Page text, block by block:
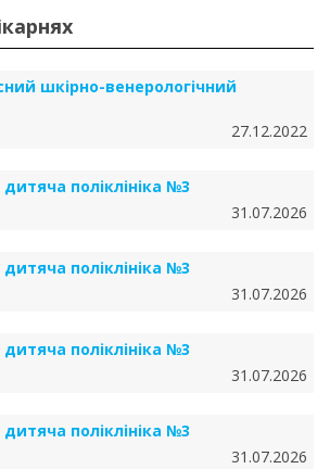
шкірно-венерологічний
27.12.2022
поліклініка №3
31.07.2026
поліклініка №3
31.07.2026
поліклініка №3
31.07.2026
поліклініка №3
31.07.2026